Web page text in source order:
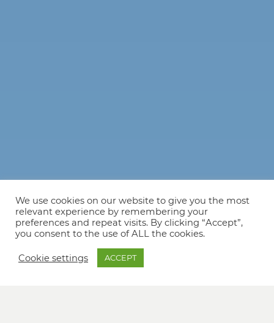
We use cookies on our website to give you the most
relevant experience by remembering your
preferences and repeat visits. By clicking “Accept”,
you consent to the use of ALL the cookies.
Cookie settings ACCEPT